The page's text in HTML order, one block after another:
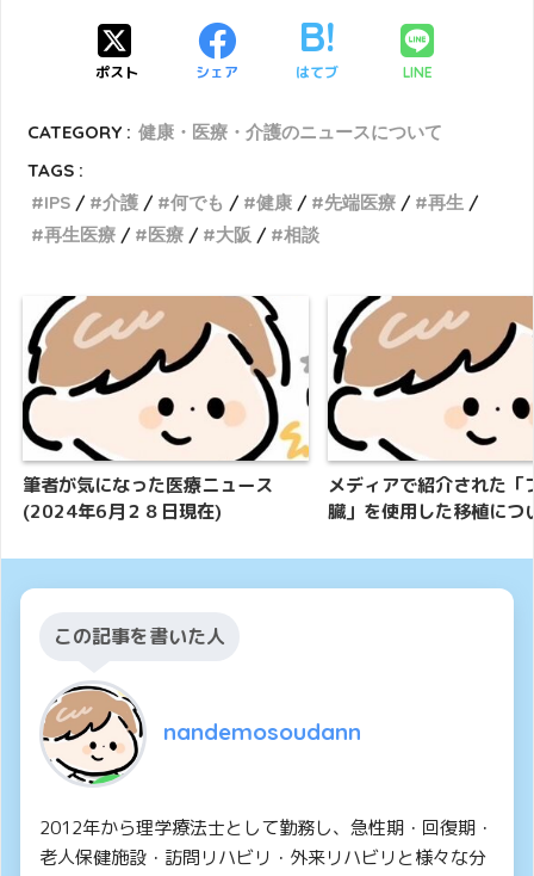
ポスト シェア はてブ LINE
CATEGORY : 健康・医療・介護のニュースについて
TAGS :
IPS
介護 何でも 健康 先端医療
再生
再生医療
医療 大阪 相談
筆者が気になった医療ニュース
(2024年6月２８日現在)
メディアで紹介された「
臓」を使用した移植につ
この記事を書いた人
nandemosoudann
2012年から理学療法士として勤務し、急性期・回復期・
老人保健施設・訪問リハビリ・外来リハビリと様々な分